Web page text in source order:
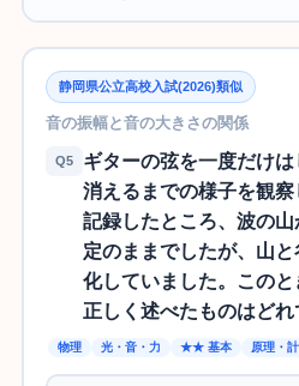
静岡県公立高校入試(2026)類似
音の振幅と音の大きさの関係
Q5
ギターの弦を一度だけ
消えるまでの様子を観
記録したところ、波の
定のままでしたが、山
化していました。この
正しく述べたものはどれ
物理 光・音・力 ★★ 基本 原理・